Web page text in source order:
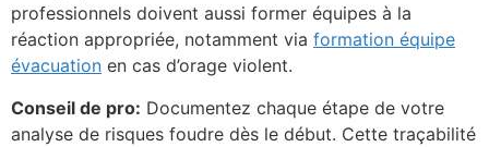
professionnels doivent aussi former équipes à la
réaction appropriée, notamment via formation équipe
évacuation en cas d’orage violent.
Conseil de pro: Documentez chaque étape de votre
analyse de risques foudre dès le début. Cette traçabilité